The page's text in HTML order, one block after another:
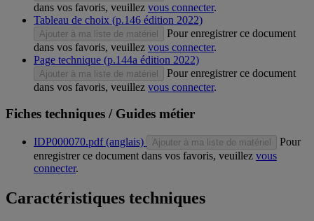
dans vos favoris, veuillez vous connecter.
Tableau de choix (p.146 édition 2022)
Ajouter à ma liste de matériel
Pour enregistrer ce document
dans vos favoris, veuillez vous connecter.
Page technique (p.144a édition 2022)
Ajouter à ma liste de matériel
Pour enregistrer ce document
dans vos favoris, veuillez vous connecter.
Fiches techniques / Guides métier
IDP000070.pdf (anglais) Ajouter à ma liste de matériel
Pour
enregistrer ce document dans vos favoris, veuillez vous
connecter.
Caractéristiques techniques